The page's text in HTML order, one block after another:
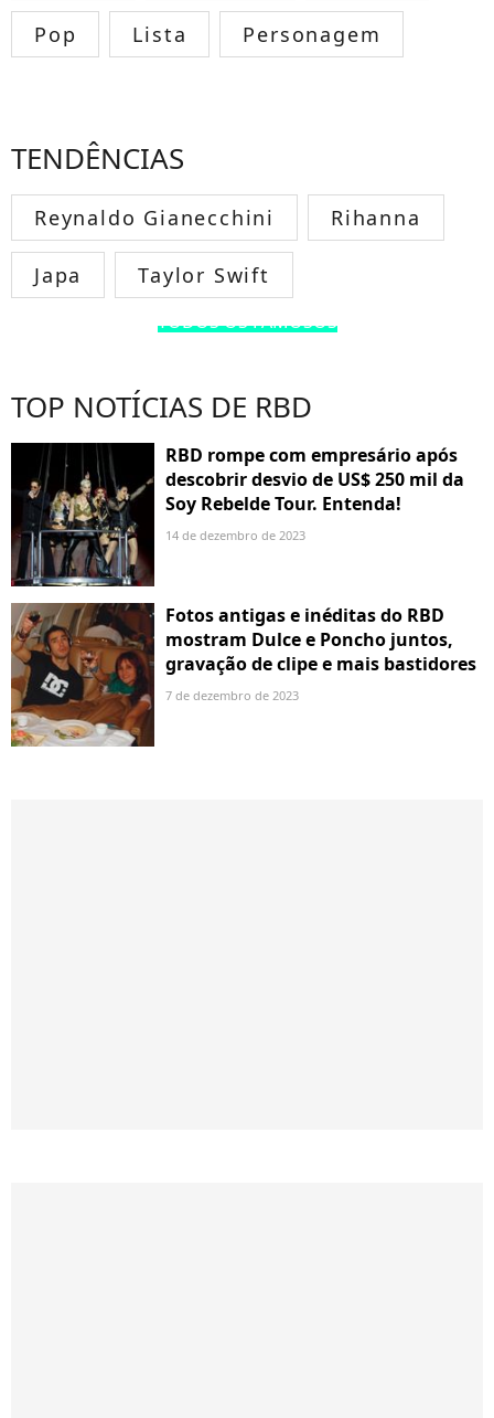
Pop Lista Personagem
TENDÊNCIAS
Reynaldo Gianecchini Rihanna
Japa Taylor Swift
TODOS OS FAMOSOS
TOP NOTÍCIAS DE RBD
RBD rompe com empresário após
descobrir desvio de US$ 250 mil da
Soy Rebelde Tour. Entenda!
14 de dezembro de 2023
Fotos antigas e inéditas do RBD
mostram Dulce e Poncho juntos,
gravação de clipe e mais bastidores
7 de dezembro de 2023